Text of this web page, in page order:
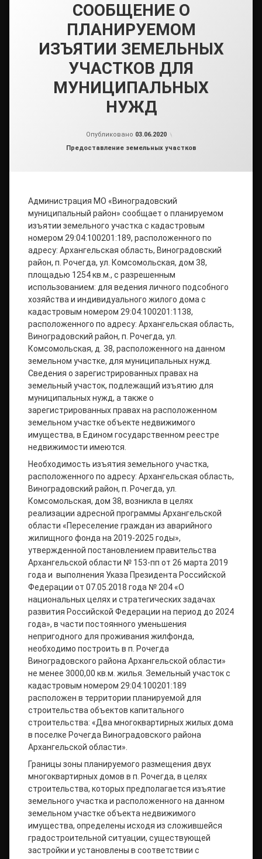
СООБЩЕНИЕ О
ПЛАНИРУЕМОМ
ИЗЪЯТИИ ЗЕМЕЛЬНЫХ
УЧАСТКОВ ДЛЯ
МУНИЦИПАЛЬНЫХ
НУЖД
Опубликовано 03.06.2020
Рубрики:
Предоставление земельных участков
Администрация МО «Виноградовский
муниципальный район» сообщает о планируемом
изъятии земельного участка с кадастровым
номером 29:04:100201:189, расположенного по
адресу: Архангельская область, Виноградовский
район, п. Рочегда, ул. Комсомольская, дом 38,
площадью 1254 кв.м., с разрешенным
использованием: для ведения личного подсобного
хозяйства и индивидуального жилого дома с
кадастровым номером 29:04:100201:1138,
расположенного по адресу: Архангельская область,
Виноградовский район, п. Рочегда, ул.
Комсомольская, д. 38, расположенного на данном
земельном участке, для муниципальных нужд.
Сведения о зарегистрированных правах на
земельный участок, подлежащий изъятию для
муниципальных нужд, а также о
зарегистрированных правах на расположенном
земельном участке объекте недвижимого
имущества, в Едином государственном реестре
недвижимости имеются.
Необходимость изъятия земельного участка,
расположенного по адресу: Архангельская область,
Виноградовский район, п. Рочегда, ул.
Комсомольская, дом 38, возникла в целях
реализации адресной программы Архангельской
области «Переселение граждан из аварийного
жилищного фонда на 2019-2025 годы»,
утвержденной постановлением правительства
Архангельской области № 153-пп от 26 марта 2019
года и выполнения Указа Президента Российской
Федерации от 07.05.2018 года № 204 «О
национальных целях и стратегических задачах
развития Российской Федерации на период до 2024
года», в части постоянного уменьшения
непригодного для проживания жилфонда,
необходимо построить в п. Рочегда
Виноградовского района Архангельской области»
не менее 3000,00 кв.м. жилья. Земельный участок с
кадастровым номером 29:04:100201:189
расположен в территории планируемой для
строительства объектов капитального
строительства: «Два многоквартирных жилых дома
в поселке Рочегда Виноградовского района
Архангельской области».
Границы зоны планируемого размещения двух
многоквартирных домов в п. Рочегда, в целях
строительства, которых предполагается изъятие
земельного участка и расположенного на данном
земельном участке объекта недвижимого
имущества, определены исходя из сложившейся
градостроительной ситуации, существующей
застройки и установлены в соответствии с